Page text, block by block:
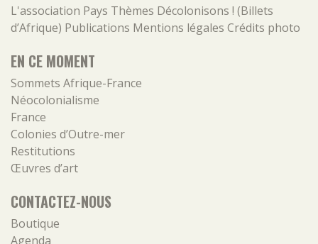
L'association Pays Thèmes Décolonisons ! (Billets
d’Afrique) Publications Mentions légales Crédits photo
EN CE MOMENT
Sommets Afrique-France
Néocolonialisme
France
Colonies d’Outre-mer
Restitutions
Œuvres d’art
CONTACTEZ-NOUS
Boutique
Agenda